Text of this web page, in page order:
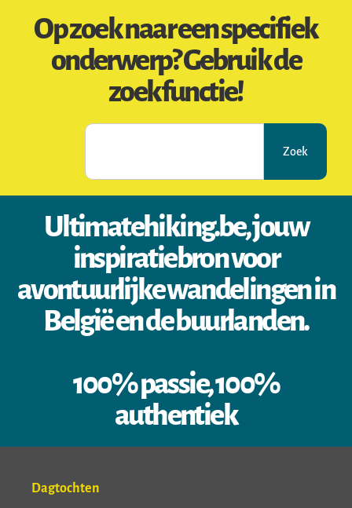
Op zoek naar een specifiek
onderwerp? Gebruik de
zoekfunctie!
Zoek
Ultimatehiking.be, jouw
inspiratiebron voor
avontuurlijke wandelingen in
België en de buurlanden.
100% passie, 100%
authentiek
Dagtochten